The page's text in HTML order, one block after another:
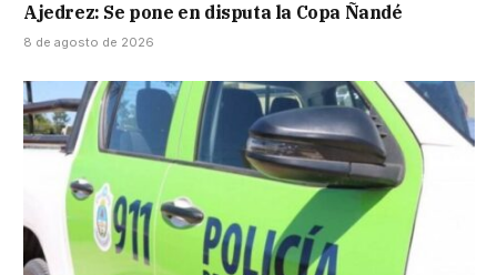
Ajedrez: Se pone en disputa la Copa Ñandé
8 de agosto de 2026